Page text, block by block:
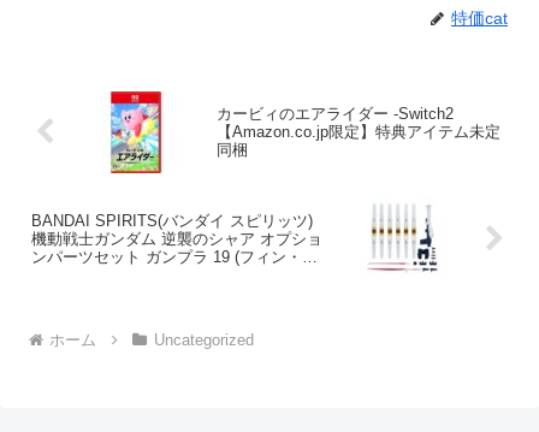
特価cat
カービィのエアライダー -Switch2
【Amazon.co.jp限定】特典アイテム未定
同梱
BANDAI SPIRITS(バンダイ スピリッツ)
機動戦士ガンダム 逆襲のシャア オプショ
ンパーツセット ガンプラ 19 (フィン・フ
ホーム Uncategorized